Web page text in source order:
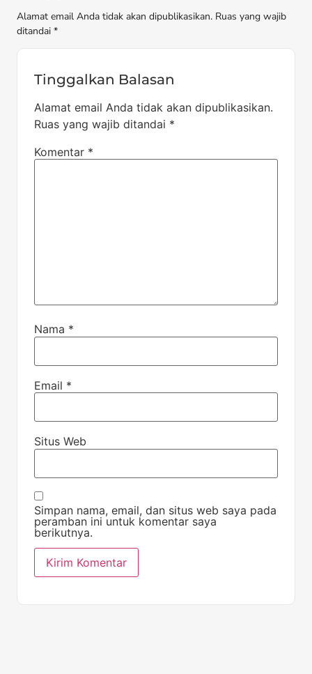
Alamat email Anda tidak akan dipublikasikan. Ruas yang wajib
ditandai *
Tinggalkan Balasan
Alamat email Anda tidak akan dipublikasikan.
Ruas yang wajib ditandai *
Komentar *
Nama *
Email *
Situs Web
Simpan nama, email, dan situs web saya pada
peramban ini untuk komentar saya
berikutnya.